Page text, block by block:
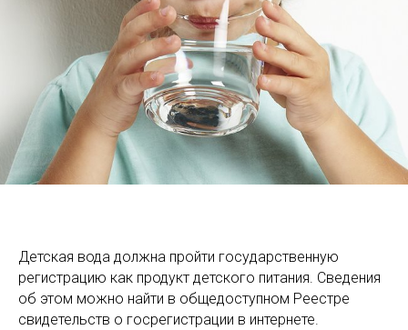
Детская вода должна пройти государственную
регистрацию как продукт детского питания. Сведения
об этом можно найти в общедоступном Реестре
свидетельств о госрегистрации в интернете.